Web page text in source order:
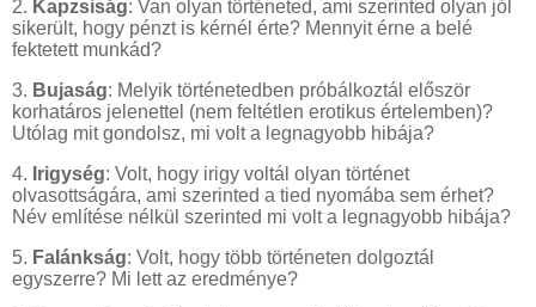
2. Kapzsiság: Van olyan történeted, ami szerinted olyan jól
sikerült, hogy pénzt is kérnél érte? Mennyit érne a belé
fektetett munkád?
3. Bujaság: Melyik történetedben próbálkoztál először
korhatáros jelenettel (nem feltétlen erotikus értelemben)?
Utólag mit gondolsz, mi volt a legnagyobb hibája?
4. Irigység: Volt, hogy irigy voltál olyan történet
olvasottságára, ami szerinted a tied nyomába sem érhet?
Név említése nélkül szerinted mi volt a legnagyobb hibája?
5. Falánkság: Volt, hogy több történeten dolgoztál
egyszerre? Mi lett az eredménye?